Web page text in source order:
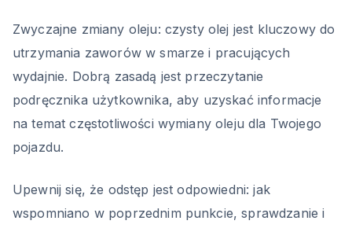
Zwyczajne zmiany oleju: czysty olej jest kluczowy do
utrzymania zaworów w smarze i pracujących
wydajnie. Dobrą zasadą jest przeczytanie
podręcznika użytkownika, aby uzyskać informacje
na temat częstotliwości wymiany oleju dla Twojego
pojazdu.
Upewnij się, że odstęp jest odpowiedni: jak
wspomniano w poprzednim punkcie, sprawdzanie i